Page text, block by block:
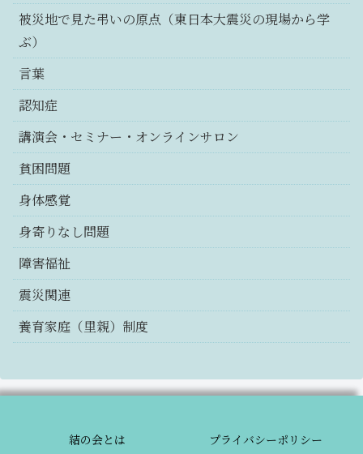
被災地で見た弔いの原点（東日本大震災の現場から学
ぶ）
言葉
認知症
講演会・セミナー・オンラインサロン
貧困問題
身体感覚
身寄りなし問題
障害福祉
震災関連
養育家庭（里親）制度
結の会とは プライバシーポリシー